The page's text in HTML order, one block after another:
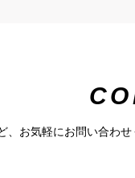
、お気軽にお問い合わ